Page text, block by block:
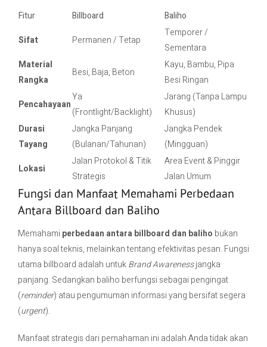
Fitur Billboard
Baliho
Sifat
Permanen / Tetap
Temporer /
Sementara
Material
Rangka
Besi, Baja, Beton
Kayu, Bambu, Pipa
Besi Ringan
Pencahayaan
Ya
(Frontlight/Backlight)
Jarang (Tanpa Lampu
Khusus)
Durasi
Tayang
Jangka Panjang
(Bulanan/Tahunan)
Jangka Pendek
(Mingguan)
Lokasi
Jalan Protokol & Titik
Strategis
Area Event & Pinggir
Jalan Umum
Fungsi dan Manfaat Memahami Perbedaan
Antara Billboard dan Baliho
Memahami perbedaan antara billboard dan baliho bukan
hanya soal teknis, melainkan tentang efektivitas pesan. Fungsi
utama billboard adalah untukBrand Awarenessjangka
panjang. Sedangkan baliho berfungsi sebagai pengingat
(reminder) atau pengumuman informasi yang bersifat segera
(urgent).
Manfaat strategis dari pemahaman ini adalah Anda tidak akan